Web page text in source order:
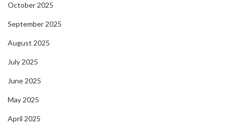
October 2025
September 2025
August 2025
July 2025
June 2025
May 2025
April 2025